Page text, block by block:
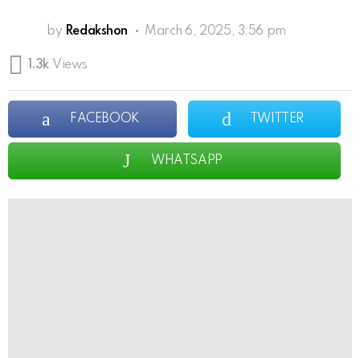
by Redakshon March 6, 2025, 3:56 pm
1.3k Views
FACEBOOK TWITTER
WHATSAPP